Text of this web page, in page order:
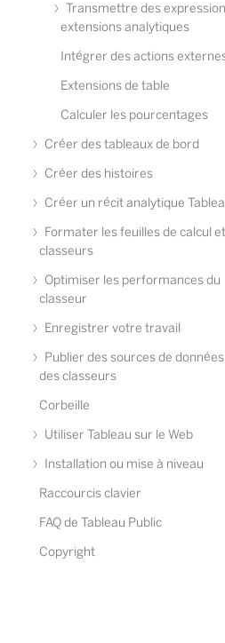
Transmettre des
extensions analytiques
Intégrer des actions
Extensions de table
Calculer les pourcentages
Créer des tableaux de bord
Créer des histoires
Créer un récit analytique
Formater les feuilles de calcul
classeurs
Optimiser les performances du
classeur
Enregistrer votre travail
Publier des sources de
des classeurs
Corbeille
Utiliser Tableau sur le Web
Installation ou mise à niveau
Raccourcis clavier
FAQ de Tableau Public
Copyright